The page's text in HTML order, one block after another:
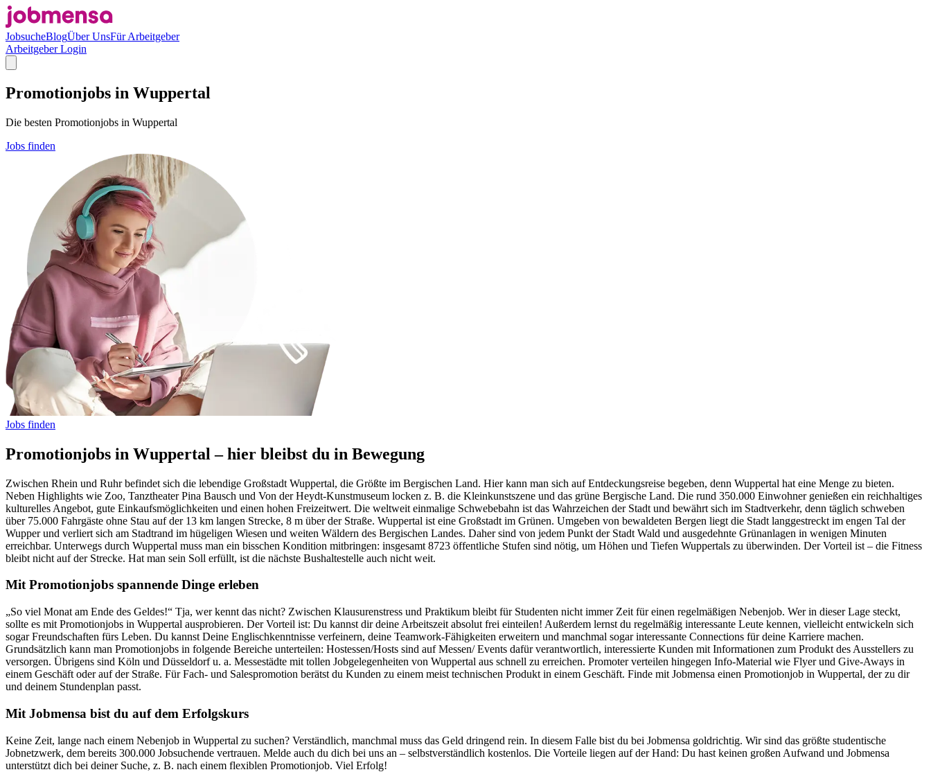
JobsucheBlogÜber UnsFür Arbeitgeber
Arbeitgeber Login
Promotionjobs in Wuppertal
Die besten Promotionjobs in Wuppertal
Jobs finden
Jobs finden
Promotionjobs in Wuppertal – hier bleibst du in Bewegung
Zwischen Rhein und Ruhr befindet sich die lebendige Großstadt Wuppertal, die Größte im Bergischen Land. Hier kann man sich auf Entdeckungsreise begeben, denn Wuppertal hat eine Menge zu bieten.
Neben Highlights wie Zoo, Tanztheater Pina Bausch und Von der Heydt-Kunstmuseum locken z. B. die Kleinkunstszene und das grüne Bergische Land. Die rund 350.000 Einwohner genießen ein reichhaltiges
kulturelles Angebot, gute Einkaufsmöglichkeiten und einen hohen Freizeitwert. Die weltweit einmalige Schwebebahn ist das Wahrzeichen der Stadt und bewährt sich im Stadtverkehr, denn täglich schweben
über 75.000 Fahrgäste ohne Stau auf der 13 km langen Strecke, 8 m über der Straße. Wuppertal ist eine Großstadt im Grünen. Umgeben von bewaldeten Bergen liegt die Stadt langgestreckt im engen Tal der
Wupper und verliert sich am Stadtrand im hügeligen Wiesen und weiten Wäldern des Bergischen Landes. Daher sind von jedem Punkt der Stadt Wald und ausgedehnte Grünanlagen in wenigen Minuten
erreichbar. Unterwegs durch Wuppertal muss man ein bisschen Kondition mitbringen: insgesamt 8723 öffentliche Stufen sind nötig, um Höhen und Tiefen Wuppertals zu überwinden. Der Vorteil ist – die Fitness
bleibt nicht auf der Strecke. Hat man sein Soll erfüllt, ist die nächste Bushaltestelle auch nicht weit.
Mit Promotionjobs spannende Dinge erleben
„So viel Monat am Ende des Geldes!“ Tja, wer kennt das nicht? Zwischen Klausurenstress und Praktikum bleibt für Studenten nicht immer Zeit für einen regelmäßigen Nebenjob. Wer in dieser Lage steckt,
sollte es mit Promotionjobs in Wuppertal ausprobieren. Der Vorteil ist: Du kannst dir deine Arbeitszeit absolut frei einteilen! Außerdem lernst du regelmäßig interessante Leute kennen, vielleicht entwickeln sich
sogar Freundschaften fürs Leben. Du kannst Deine Englischkenntnisse verfeinern, deine Teamwork-Fähigkeiten erweitern und manchmal sogar interessante Connections für deine Karriere machen.
Grundsätzlich kann man Promotionjobs in folgende Bereiche unterteilen: Hostessen/Hosts sind auf Messen/ Events dafür verantwortlich, interessierte Kunden mit Informationen zum Produkt des Ausstellers zu
versorgen. Übrigens sind Köln und Düsseldorf u. a. Messestädte mit tollen Jobgelegenheiten von Wuppertal aus schnell zu erreichen. Promoter verteilen hingegen Info-Material wie Flyer und Give-Aways in
einem Geschäft oder auf der Straße. Für Fach- und Salespromotion berätst du Kunden zu einem meist technischen Produkt in einem Geschäft. Finde mit Jobmensa einen Promotionjob in Wuppertal, der zu dir
und deinem Stundenplan passt.
Mit Jobmensa bist du auf dem Erfolgskurs
Keine Zeit, lange nach einem Nebenjob in Wuppertal zu suchen? Verständlich, manchmal muss das Geld dringend rein. In diesem Falle bist du bei Jobmensa goldrichtig. Wir sind das größte studentische
Jobnetzwerk, dem bereits 300.000 Jobsuchende vertrauen. Melde auch du dich bei uns an – selbstverständlich kostenlos. Die Vorteile liegen auf der Hand: Du hast keinen großen Aufwand und Jobmensa
unterstützt dich bei deiner Suche, z. B. nach einem flexiblen Promotionjob. Viel Erfolg!